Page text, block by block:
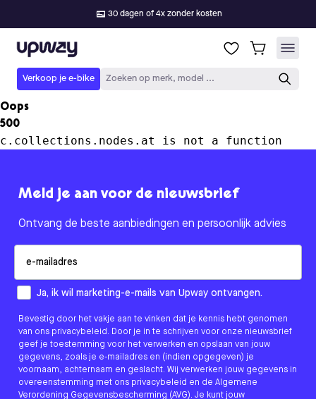
30 dagen of 4x zonder kosten
Upway
Verkoop je e-bike Zoeken op merk, model ...
Oops
500
c.collections.nodes.at is not a function
Meld je aan voor de nieuwsbrief
Ontvang de beste aanbiedingen en persoonlijk advies
How would you like to hear from us?
Ja, ik wil marketing-e-mails van Upway ontvangen.
Bevestig door het vakje aan te vinken dat je kennis hebt genomen
van ons privacybeleid. Door je in te schrijven voor onze nieuwsbrief
geef je toestemming voor het verwerken en opslaan van jouw
gegevens, zoals je e-mailadres en (indien opgegeven) je
voornaam, achternaam en geslacht. Wij verwerken jouw gegevens in
overeenstemming met ons privacybeleid en de Algemene
Verordening Gegevensbescherming (AVG). Je kunt jouw